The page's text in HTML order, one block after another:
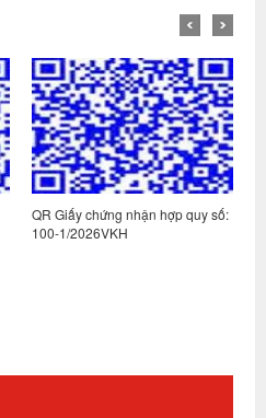
QR Giấy chứng nhận hợp quy số:
100-1/2026VKH